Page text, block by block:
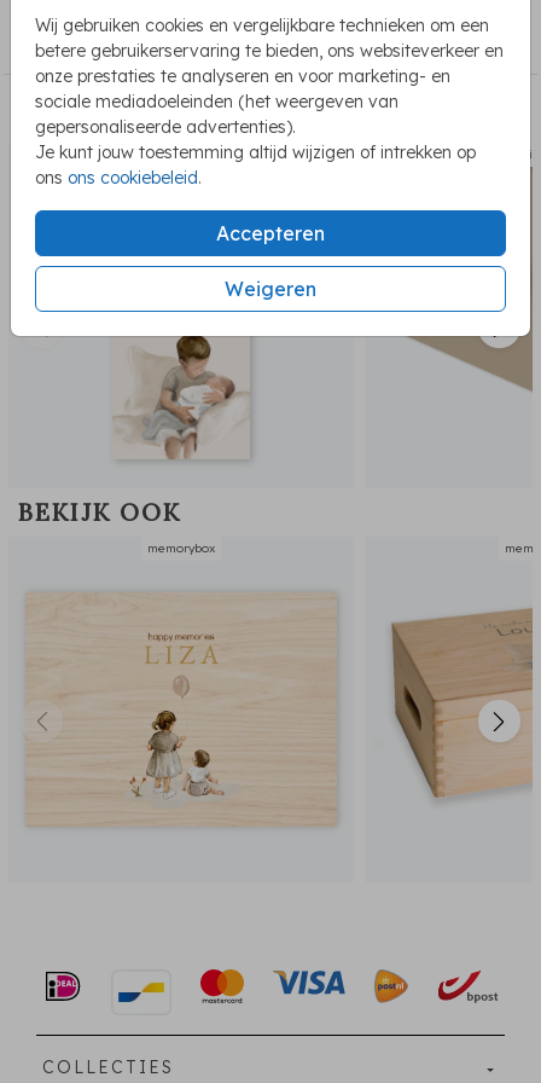
Wij gebruiken cookies en vergelijkbare technieken om een
betere gebruikerservaring te bieden, ons websiteverkeer en
onze prestaties te analyseren en voor marketing- en
sociale mediadoeleinden (het weergeven van
gepersonaliseerde advertenties).
Je kunt jouw toestemming altijd wijzigen of intrekken op
ons ons cookiebeleid.
Accepteren
Weigeren
Memorybox
PASSEND BIJ DE KAART
geboortekaartje
BEKIJK OOK
memorybox
COLLECTIES